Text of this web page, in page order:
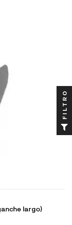
largo)
FILTRO